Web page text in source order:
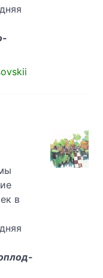
в